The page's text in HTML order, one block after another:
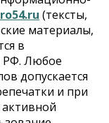
за ЖКУ по-
(тексты,
материалы,
в
РФ. Любое
допускается
и при